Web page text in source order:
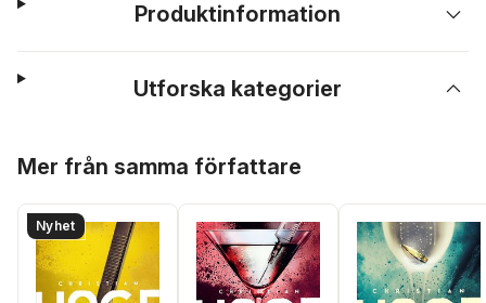
Produktinformation
Utforska kategorier
Mer från samma författare
Nyhet